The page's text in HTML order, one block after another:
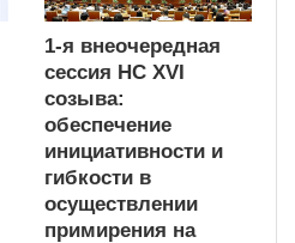
1-я внеочередная
сессия НС XVI
созыва:
обеспечение
инициативности и
гибкости в
осуществлении
примирения на